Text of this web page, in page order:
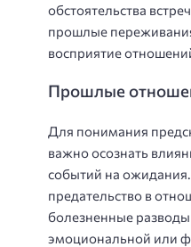
обстоятельства
прошлые
восприятие
Прошлые
Для понимания
важно осознать
событий на
предательство в
болезненные разводы
эмоциональной или